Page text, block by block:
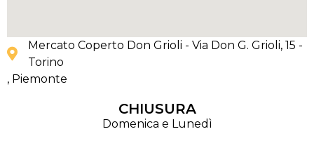
Mercato Coperto Don Grioli - Via Don G. Grioli, 15 -
Torino
, Piemonte
CHIUSURA
Domenica e Lunedì